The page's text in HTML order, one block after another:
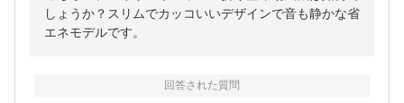
しょうか？スリムでカッコいいデザインで音も静かな省
エネモデルです。
回答された質問